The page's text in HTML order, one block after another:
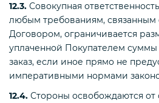
12.3. Совокупная
любым требованиям, связанным
Договором, ограничивается
уплаченной Покупателем
заказ, если иное прямо не
императивными нормами
12.4. Стороны освобождаются от